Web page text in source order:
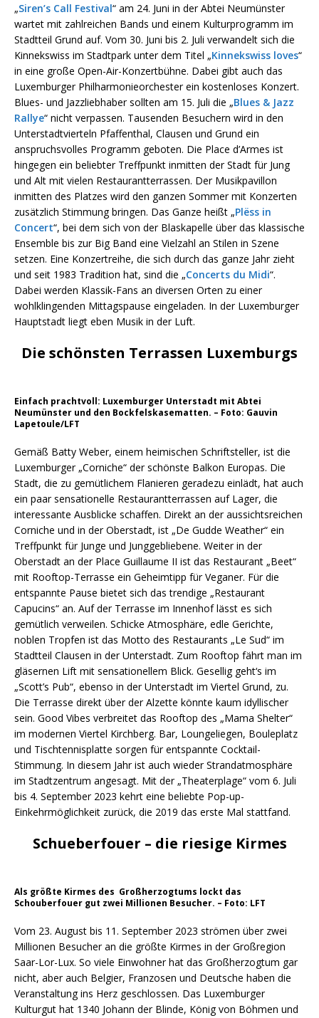
„Siren’s Call Festival“ am 24. Juni in der Abtei Neumünster
wartet mit zahlreichen Bands und einem Kulturprogramm im
Stadtteil Grund auf. Vom 30. Juni bis 2. Juli verwandelt sich die
Kinnekswiss im Stadtpark unter dem Titel „Kinnekswiss loves“
in eine große Open-Air-Konzertbühne. Dabei gibt auch das
Luxemburger Philharmonieorchester ein kostenloses Konzert.
Blues- und Jazzliebhaber sollten am 15. Juli die „Blues & Jazz
Rallye“ nicht verpassen. Tausenden Besuchern wird in den
Unterstadtvierteln Pfaffenthal, Clausen und Grund ein
anspruchsvolles Programm geboten. Die Place d’Armes ist
hingegen ein beliebter Treffpunkt inmitten der Stadt für Jung
und Alt mit vielen Restaurantterrassen. Der Musikpavillon
inmitten des Platzes wird den ganzen Sommer mit Konzerten
zusätzlich Stimmung bringen. Das Ganze heißt „Plëss in
Concert“, bei dem sich von der Blaskapelle über das klassische
Ensemble bis zur Big Band eine Vielzahl an Stilen in Szene
setzen. Eine Konzertreihe, die sich durch das ganze Jahr zieht
und seit 1983 Tradition hat, sind die „Concerts du Midi“.
Dabei werden Klassik-Fans an diversen Orten zu einer
wohlklingenden Mittagspause eingeladen. In der Luxemburger
Hauptstadt liegt eben Musik in der Luft.
Die schönsten Terrassen Luxemburgs
Einfach prachtvoll: Luxemburger Unterstadt mit Abtei
Neumünster und den Bockfelskasematten. – Foto: Gauvin
Lapetoule/LFT
Gemäß Batty Weber, einem heimischen Schriftsteller, ist die
Luxemburger „Corniche“ der schönste Balkon Europas. Die
Stadt, die zu gemütlichem Flanieren geradezu einlädt, hat auch
ein paar sensationelle Restaurantterrassen auf Lager, die
interessante Ausblicke schaffen. Direkt an der aussichtsreichen
Corniche und in der Oberstadt, ist „De Gudde Weather“ ein
Treffpunkt für Junge und Junggebliebene. Weiter in der
Oberstadt an der Place Guillaume II ist das Restaurant „Beet“
mit Rooftop-Terrasse ein Geheimtipp für Veganer. Für die
entspannte Pause bietet sich das trendige „Restaurant
Capucins“ an. Auf der Terrasse im Innenhof lässt es sich
gemütlich verweilen. Schicke Atmosphäre, edle Gerichte,
noblen Tropfen ist das Motto des Restaurants „Le Sud“ im
Stadtteil Clausen in der Unterstadt. Zum Rooftop fährt man im
gläsernen Lift mit sensationellem Blick. Gesellig geht‘s im
„Scott’s Pub“, ebenso in der Unterstadt im Viertel Grund, zu.
Die Terrasse direkt über der Alzette könnte kaum idyllischer
sein. Good Vibes verbreitet das Rooftop des „Mama Shelter“
im modernen Viertel Kirchberg. Bar, Loungeliegen, Bouleplatz
und Tischtennisplatte sorgen für entspannte Cocktail-
Stimmung. In diesem Jahr ist auch wieder Strandatmosphäre
im Stadtzentrum angesagt. Mit der „Theaterplage“ vom 6. Juli
bis 4. September 2023 kehrt eine beliebte Pop-up-
Einkehrmöglichkeit zurück, die 2019 das erste Mal stattfand.
Schueberfouer – die riesige Kirmes
Als größte Kirmes des Großherzogtums lockt das
Schouberfouer gut zwei Millionen Besucher. – Foto: LFT
Vom 23. August bis 11. September 2023 strömen über zwei
Millionen Besucher an die größte Kirmes in der Großregion
Saar-Lor-Lux. So viele Einwohner hat das Großherzogtum gar
nicht, aber auch Belgier, Franzosen und Deutsche haben die
Veranstaltung ins Herz geschlossen. Das Luxemburger
Kulturgut hat 1340 Johann der Blinde, König von Böhmen und